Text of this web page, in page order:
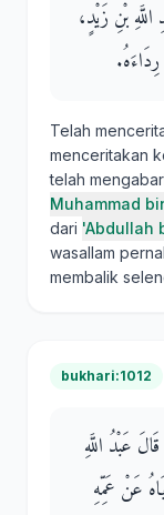
بْنِ زَيْدٍ،
Telah
menceritakan
telah
Muhammad
dari 'Abdullah
wasallam
membalik
bukhari:1012
عَبْدُ اللَّهِ
عَنْ عَمِّهِ